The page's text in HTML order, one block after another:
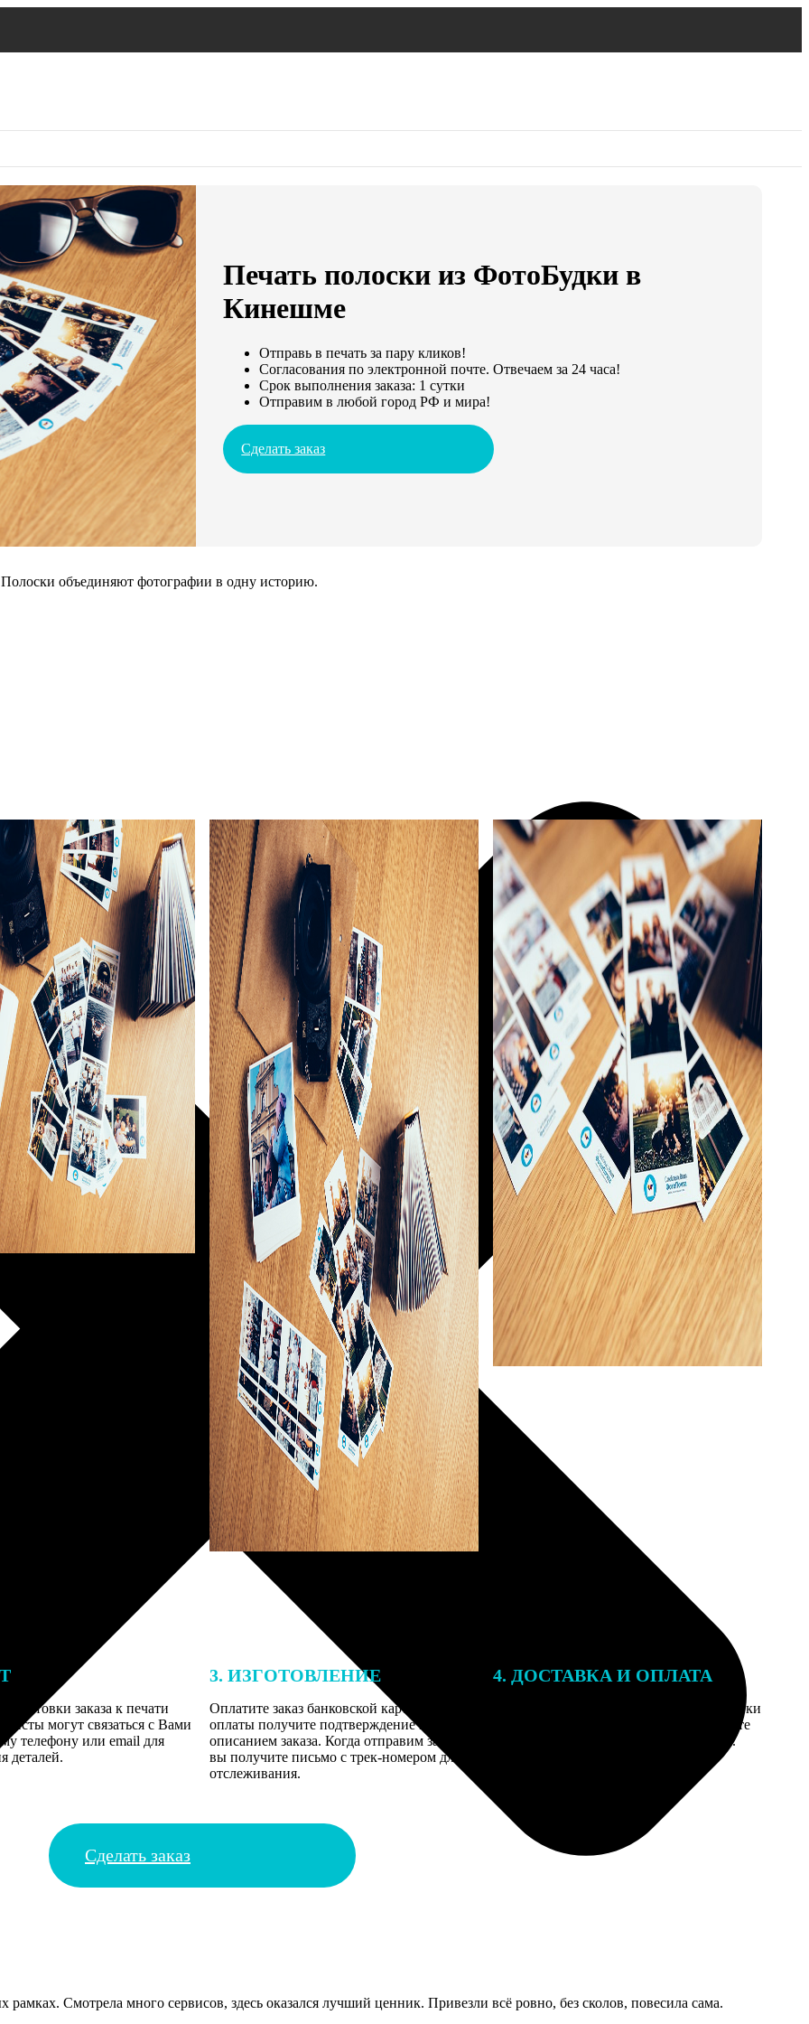
Печать полоски из ФотоБудки в
Кинешме
Отправь в печать за пару кликов!
Согласования по электронной почте. Отвечаем за 24 часа!
Срок выполнения заказа: 1 сутки
Отправим в любой город РФ и мира!
Сделать заказ
объединяют фотографии в одну историю.
заказа к печати
могут связаться с Вами
телефону или email для
деталей.
3. ИЗГОТОВЛЕНИЕ
Оплатите заказ банковской картой. После
оплаты получите подтверждение на email с
описанием заказа. Когда отправим заказ
вы получите письмо с трек-номером для
отслеживания.
4. ДОСТАВКА И ОПЛАТА
Введите адрес и выберите способ доставки
заказа. Если у вас есть промокод, введите
его в специальное поле для промокода.
Сделать заказ
рамках. Смотрела много сервисов, здесь оказался лучший ценник. Привезли всё ровно, без сколов, повесила сама.